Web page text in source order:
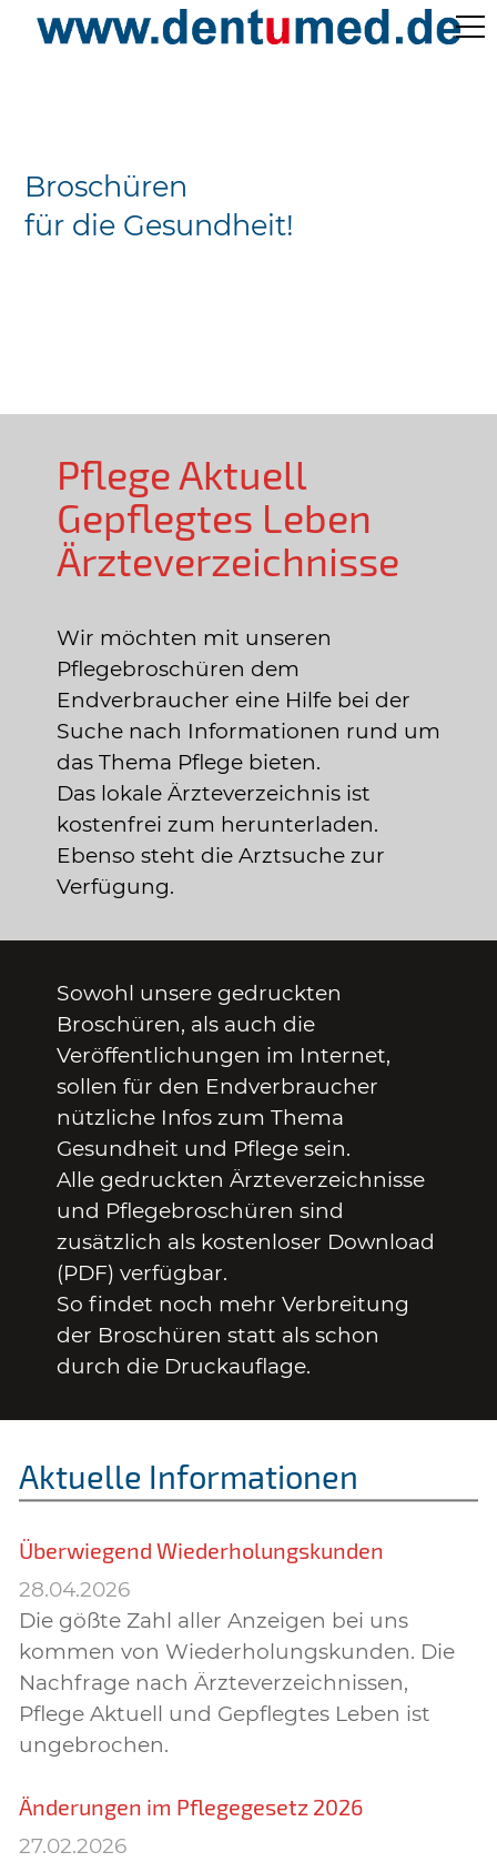
Ärzteverzeichnisse
Broschüren
für die Gesundheit!
Pflege Aktuell
Gepflegtes Leben
Ärzteverzeichnisse
Wir möchten mit unseren
Pflegebroschüren dem
Endverbraucher eine Hilfe bei der
Suche nach Informationen rund um
das Thema Pflege bieten.
Das lokale Ärzteverzeichnis ist
kostenfrei zum herunterladen.
Ebenso steht die Arztsuche zur
Verfügung.
Sowohl unsere gedruckten
Broschüren, als auch die
Veröffentlichungen im Internet,
sollen für den Endverbraucher
nützliche Infos zum Thema
Gesundheit und Pflege sein.
Alle gedruckten Ärzteverzeichnisse
und Pflegebroschüren sind
zusätzlich als kostenloser Download
(PDF) verfügbar.
So findet noch mehr Verbreitung
der Broschüren statt als schon
durch die Druckauflage.
Aktuelle Informationen
Überwiegend Wiederholungskunden
28.04.2026
Die gößte Zahl aller Anzeigen bei uns
kommen von Wiederholungskunden. Die
Nachfrage nach Ärzteverzeichnissen,
Pflege Aktuell und Gepflegtes Leben ist
ungebrochen.
Änderungen im Pflegegesetz 2026
27.02.2026